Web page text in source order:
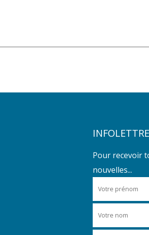
INFOLETTRE
Pour recevoir
nouvelles...